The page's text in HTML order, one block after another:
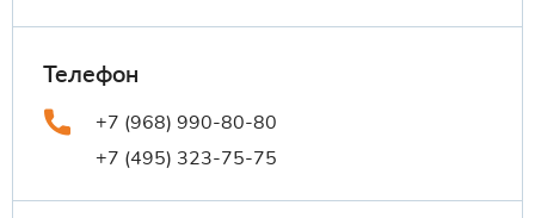
Телефон
+7 (968) 990-80-80
+7 (495) 323-75-75